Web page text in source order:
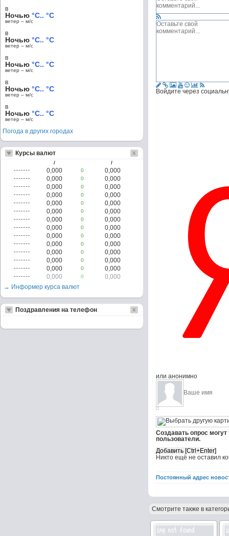
Войдите через
или анонимно
Создавать опрос
пользователи.
Никто ещё не оставил
Постоянный адрес
Смотрите также в
в
Ночью °C.. °C
ветер – м/c
в
Ночью °C.. °C
ветер – м/c
в
Ночью °C.. °C
ветер – м/c
в
Ночью °C.. °C
ветер – м/c
в
Ночью °C.. °C
ветер – м/c
Погода в других городах
Курсы валют
/ /
0,000 0
0,000
0,000
0
0,000
0,000
0
0,000
0,000
0
0,000
0,000
0
0,000
0,000
0
0,000
0,000
0
0,000
0,000
0
0,000
0,000
0
0,000
0,000
0
0,000
0,000
0
0,000
0,000
0
0,000
0,000
0
0,000
0,000
0
0,000
→ Информер курса валют
Поздравления на телефон